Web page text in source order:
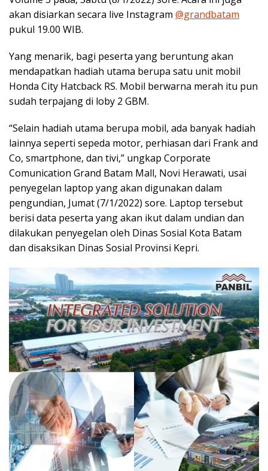
akan disiarkan secara live Instagram @grandbatam
pukul 19.00 WIB.
Yang menarik, bagi peserta yang beruntung akan
mendapatkan hadiah utama berupa satu unit mobil
Honda City Hatcback RS. Mobil berwarna merah itu pun
sudah terpajang di loby 2 GBM.
“Selain hadiah utama berupa mobil, ada banyak hadiah
lainnya seperti sepeda motor, perhiasan dari Frank and
Co, smartphone, dan tivi,” ungkap Corporate
Comunication Grand Batam Mall, Novi Herawati, usai
penyegelan laptop yang akan digunakan dalam
pengundian, Jumat (7/1/2022) sore. Laptop tersebut
berisi data peserta yang akan ikut dalam undian dan
dilakukan penyegelan oleh Dinas Sosial Kota Batam
dan disaksikan Dinas Sosial Provinsi Kepri.